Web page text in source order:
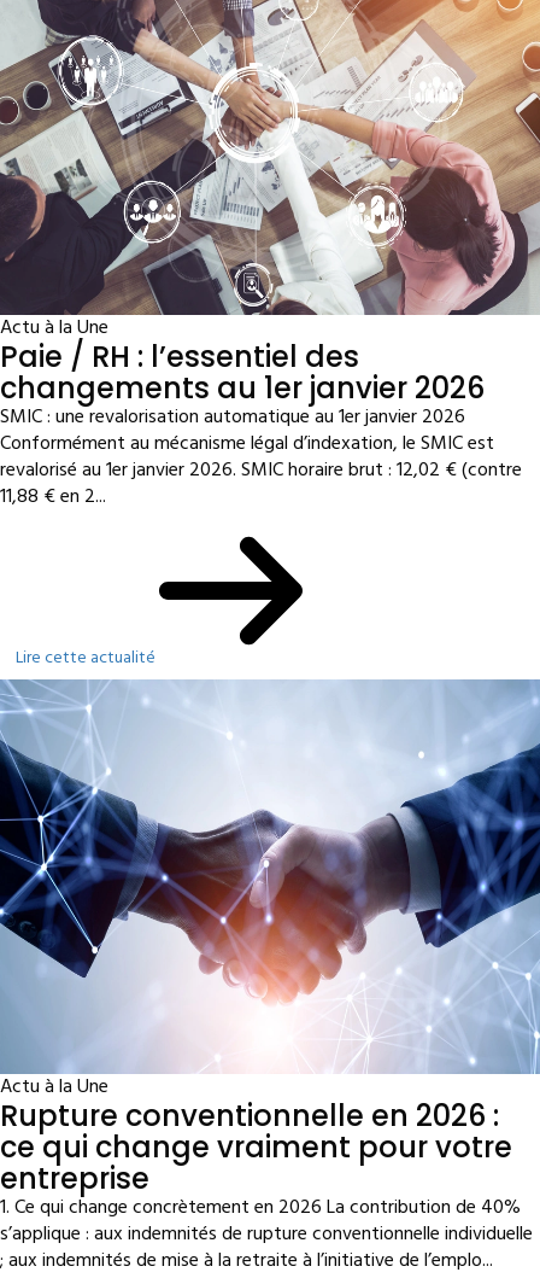
Actu à la Une
Paie / RH : l’essentiel des
changements au 1er janvier 2026
SMIC : une revalorisation automatique au 1er janvier 2026
Conformément au mécanisme légal d’indexation, le SMIC est
revalorisé au 1er janvier 2026. SMIC horaire brut : 12,02 € (contre
11,88 € en 2...
Lire cette actualité
Actu à la Une
Rupture conventionnelle en 2026 :
ce qui change vraiment pour votre
entreprise
1. Ce qui change concrètement en 2026 La contribution de 40%
s’applique : aux indemnités de rupture conventionnelle individuelle
; aux indemnités de mise à la retraite à l’initiative de l’emplo...